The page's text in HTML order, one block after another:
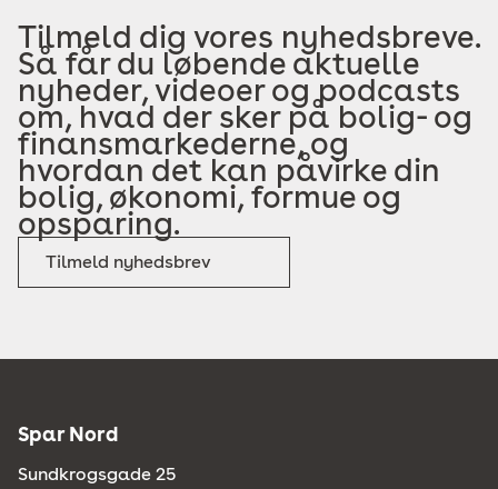
Tilmeld dig vores nyhedsbreve.
Så får du løbende aktuelle
nyheder, videoer og podcasts
om, hvad der sker på bolig- og
finansmarkederne, og
hvordan det kan påvirke din
bolig, økonomi, formue og
opsparing.
Tilmeld nyhedsbrev
Spar Nord
Sundkrogsgade 25